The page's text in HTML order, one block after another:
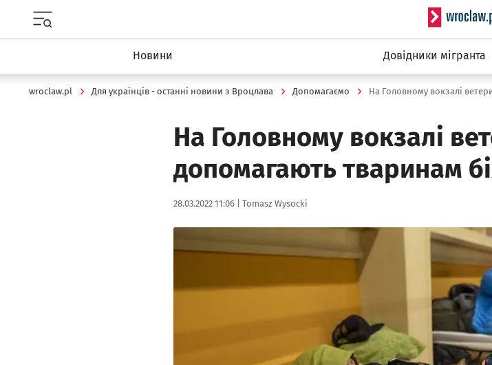
Новини Довідники мігранта
wroclaw.pl Для українців - останні новини з Вроцлава Допомагаємо На Головному вокзалі
На Головному вокзалі
допомагають тваринам
Data publikacji:
28.03.2022 11:06 | Autor:
Tomasz Wysocki